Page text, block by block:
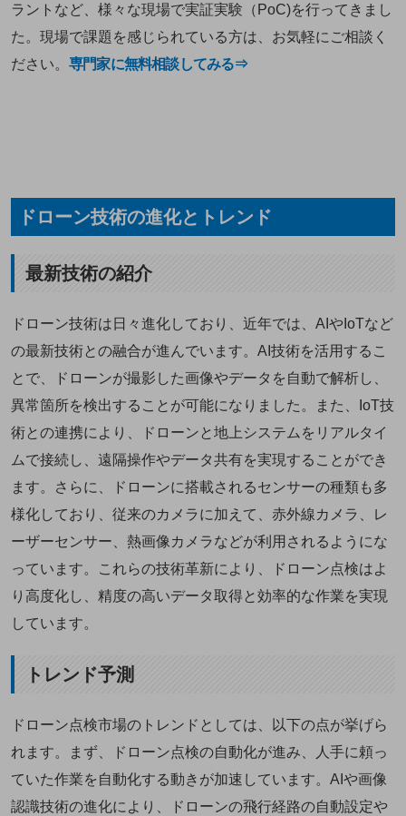
ラントなど、様々な現場で実証実験（PoC)を行ってきまし
た。現場で課題を感じられている方は、お気軽にご相談く
ださい。専門家に無料相談してみる⇒
ドローン技術の進化とトレンド
最新技術の紹介
ドローン技術は日々進化しており、近年では、AIやIoTなど
の最新技術との融合が進んでいます。AI技術を活用するこ
とで、ドローンが撮影した画像やデータを自動で解析し、
異常箇所を検出することが可能になりました。また、IoT技
術との連携により、ドローンと地上システムをリアルタイ
ムで接続し、遠隔操作やデータ共有を実現することができ
ます。さらに、ドローンに搭載されるセンサーの種類も多
様化しており、従来のカメラに加えて、赤外線カメラ、レ
ーザーセンサー、熱画像カメラなどが利用されるようにな
っています。これらの技術革新により、ドローン点検はよ
り高度化し、精度の高いデータ取得と効率的な作業を実現
しています。
トレンド予測
ドローン点検市場のトレンドとしては、以下の点が挙げら
れます。まず、ドローン点検の自動化が進み、人手に頼っ
ていた作業を自動化する動きが加速しています。AIや画像
認識技術の進化により、ドローンの飛行経路の自動設定や